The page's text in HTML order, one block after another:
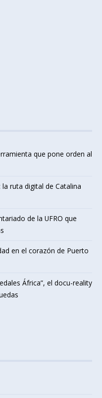
que pone orden al
ruta digital de Catalina
de la UFRO que
en el corazón de Puerto
África”, el docu-reality